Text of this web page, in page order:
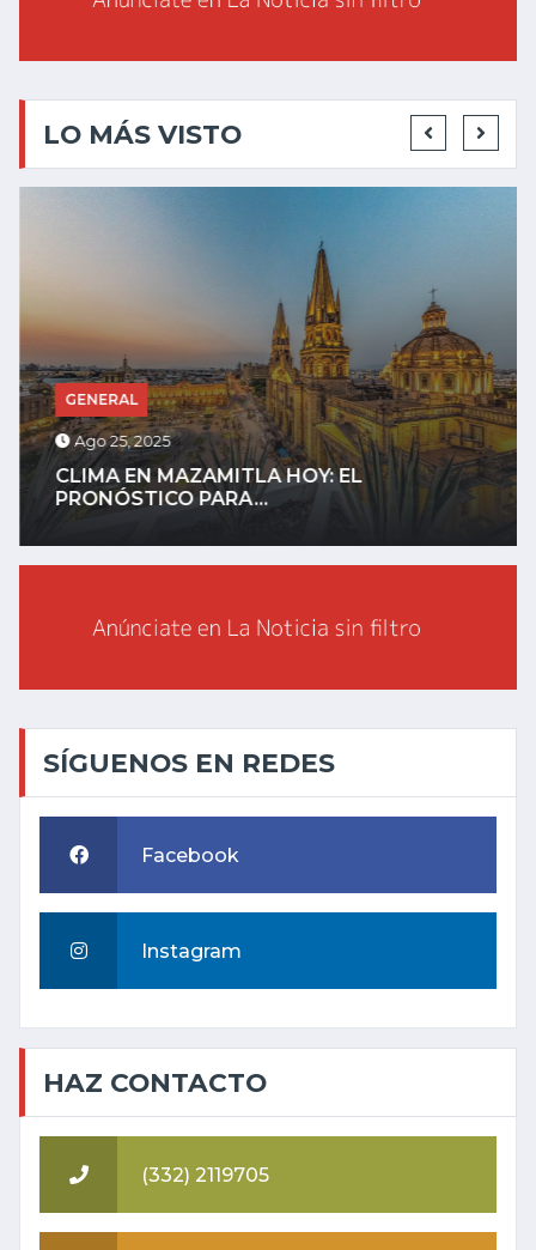
LO MÁS VISTO
GENERAL
Ago 25, 2025
CLIMA EN MAZAMITLA HOY: EL
PRONÓSTICO PARA...
SÍGUENOS EN REDES
Facebook
Instagram
HAZ CONTACTO
(332) 2119705